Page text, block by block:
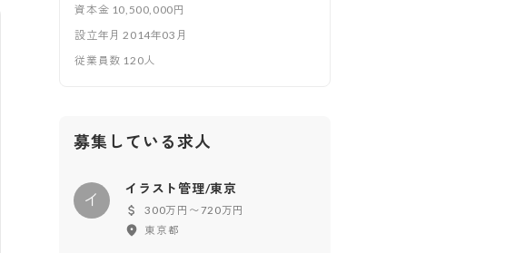
資本金 10,500,000円
設立年月 2014年03月
従業員数 120 人
募集している求人
イ
イラスト管理/東京
300万円〜720万円
東京都